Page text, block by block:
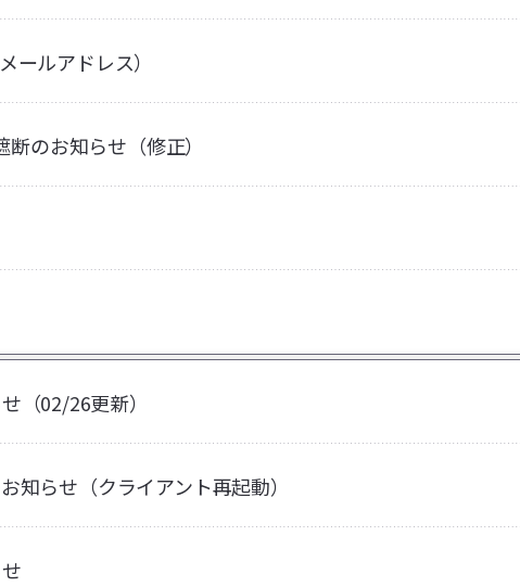
ールアドレス）
のお知らせ（修正）
（02/26更新）
知らせ（クライアント再起動）